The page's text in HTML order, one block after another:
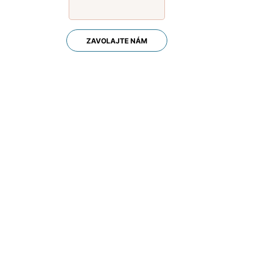
ZAVOLAJTE NÁM